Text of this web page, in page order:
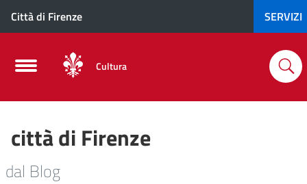
Città di Firenze SERVIZI
Cultura
città di Firenze
dal Blog